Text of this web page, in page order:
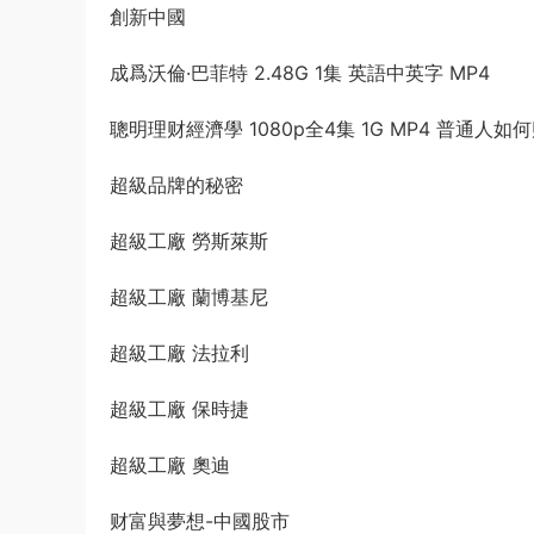
創新中國
成爲沃倫·巴菲特 2.48G 1集 英語中英字 MP4
聰明理财經濟學 1080p全4集 1G MP4 普通人如
超級品牌的秘密
超級工廠 勞斯萊斯
超級工廠 蘭博基尼
超級工廠 法拉利
超級工廠 保時捷
超級工廠 奧迪
财富與夢想-中國股市